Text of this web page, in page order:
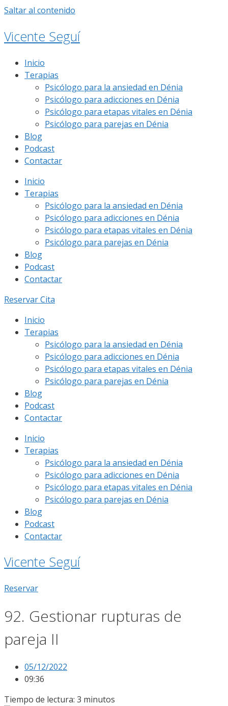
Saltar al contenido
Vicente Seguí
Inicio
Terapias
Psicólogo para la ansiedad en Dénia
Psicólogo para adicciones en Dénia
Psicólogo para etapas vitales en Dénia
Psicólogo para parejas en Dénia
Blog
Podcast
Contactar
Inicio
Terapias
Psicólogo para la ansiedad en Dénia
Psicólogo para adicciones en Dénia
Psicólogo para etapas vitales en Dénia
Psicólogo para parejas en Dénia
Blog
Podcast
Contactar
Reservar Cita
Inicio
Terapias
Psicólogo para la ansiedad en Dénia
Psicólogo para adicciones en Dénia
Psicólogo para etapas vitales en Dénia
Psicólogo para parejas en Dénia
Blog
Podcast
Contactar
Inicio
Terapias
Psicólogo para la ansiedad en Dénia
Psicólogo para adicciones en Dénia
Psicólogo para etapas vitales en Dénia
Psicólogo para parejas en Dénia
Blog
Podcast
Contactar
Vicente Seguí
Reservar
92. Gestionar rupturas de
pareja II
05/12/2022
09:36
Tiempo de lectura: 3 minutos